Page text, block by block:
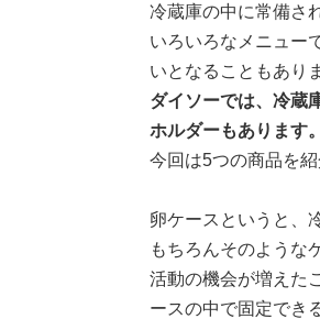
冷蔵庫の中に常備さ
いろいろなメニュー
いとなることもあり
ダイソーでは、冷蔵
ホルダーもあります。
今回は5つの商品を紹
卵ケースというと、
もちろんそのような
活動の機会が増えた
ースの中で固定でき